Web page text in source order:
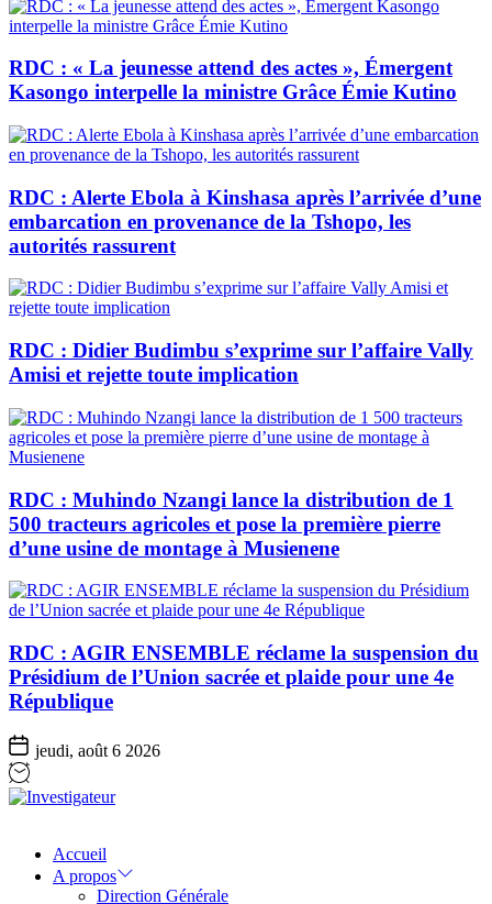
RDC : « La jeunesse attend des actes », Émergent
Kasongo interpelle la ministre Grâce Émie Kutino
RDC : Alerte Ebola à Kinshasa après l’arrivée d’une
embarcation en provenance de la Tshopo, les
autorités rassurent
RDC : Didier Budimbu s’exprime sur l’affaire Vally
Amisi et rejette toute implication
RDC : Muhindo Nzangi lance la distribution de 1
500 tracteurs agricoles et pose la première pierre
d’une usine de montage à Musienene
RDC : AGIR ENSEMBLE réclame la suspension du
Présidium de l’Union sacrée et plaide pour une 4e
République
jeudi, août 6 2026
Accueil
A propos
Direction Générale